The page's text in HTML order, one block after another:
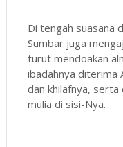
Di tengah suasana
Sumbar juga
turut mendoakan
ibadahnya diterima
dan khilafnya,
mulia di sisi-Nya.